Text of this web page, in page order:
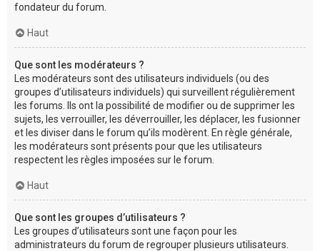
fondateur du forum.
Haut
Que sont les modérateurs ?
Les modérateurs sont des utilisateurs individuels (ou des
groupes d’utilisateurs individuels) qui surveillent régulièrement
les forums. Ils ont la possibilité de modifier ou de supprimer les
sujets, les verrouiller, les déverrouiller, les déplacer, les fusionner
et les diviser dans le forum qu’ils modèrent. En règle générale,
les modérateurs sont présents pour que les utilisateurs
respectent les règles imposées sur le forum.
Haut
Que sont les groupes d’utilisateurs ?
Les groupes d’utilisateurs sont une façon pour les
administrateurs du forum de regrouper plusieurs utilisateurs.